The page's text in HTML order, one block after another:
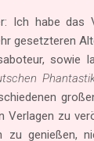
Ich habe das
gesetzteren
sowie
Verlagen zu
zu genießen,